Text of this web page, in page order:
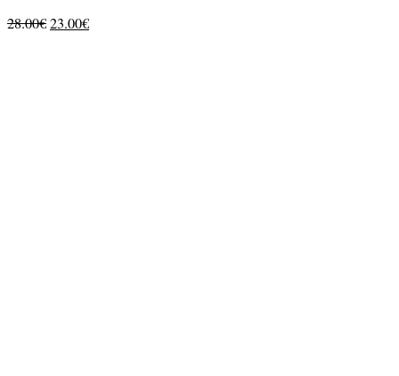
28.00€Original
23.00€Current